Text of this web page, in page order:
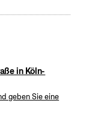
in Köln-
geben Sie eine